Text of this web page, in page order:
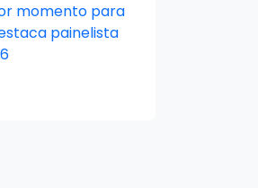
momento para
painelista